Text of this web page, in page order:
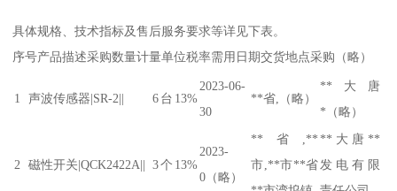
具体规格、技术指标及售后服务要求等详见下表。
序号产品描述采购数量计量单位税率需用日期交货地点采购（略）
1 声波传感器|SR-2|| 6台 13%
2023-06-
30
**省,（略）
**大唐
*（略）
2 磁性开关|QCK2422A|| 3个 13%
2023-
0（略）
**省,**
市,**市**省
**大唐**
发电有限